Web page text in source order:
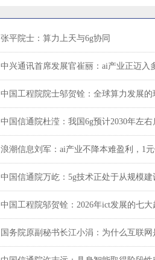
张平院士：算力上天与6g协同
中兴通讯首席发展官崔丽：ai产业正迈入
中国工程院院士邬贺铨：全球算力发展的
中国信通院杜滢：我国6g预计2030年左
浪潮信息刘军：ai产业不降本难盈利，1
中国信通院万屹：5g技术正处于从规模
中国工程院邬贺铨：2026年ict发展的七大
国务院原副秘书长江小涓：为什么互联